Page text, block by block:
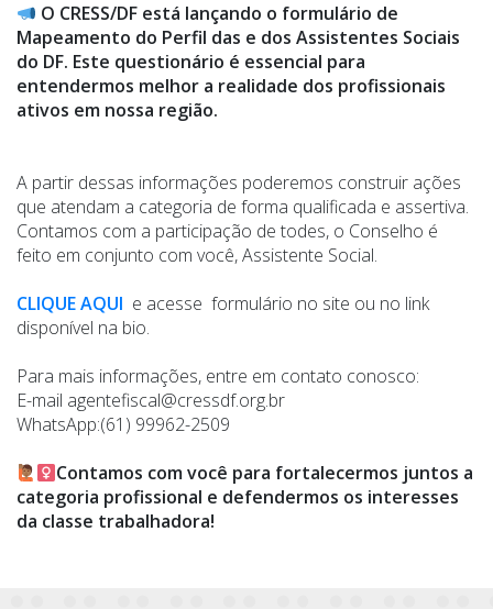
O CRESS/DF está lançando o formulário de
Mapeamento do Perfil das e dos Assistentes Sociais
do DF. Este questionário é essencial para
entendermos melhor a realidade dos profissionais
ativos em nossa região.
A partir dessas informações poderemos construir ações
que atendam a categoria de forma qualificada e assertiva.
Contamos com a participação de todes, o Conselho é
feito em conjunto com você, Assistente Social.
CLIQUE AQUI e acesse formulário no site ou no link
disponível na bio.
Para mais informações, entre em contato conosco:
E-mail agentefiscal@cressdf.org.br
WhatsApp:(61) 99962-2509
Contamos com você para fortalecermos juntos a
categoria profissional e defendermos os interesses
da classe trabalhadora!